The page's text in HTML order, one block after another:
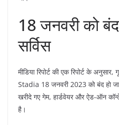
18 जनवरी को बंद
सर्विस
मीडिया रिपोर्ट की एक रिपोर्ट के
Stadia 18 जनवरी 2023 को बंद हो
खरीदे गए गेम, हार्डवेयर और ऐड-ऑन
है।